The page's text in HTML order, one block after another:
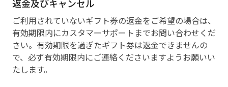
返金及びキャンセル
ご利用されていないギフト券の返金をご希望の場合は、
有効期限内にカスタマーサポートまでお問い合わせくだ
さい。有効期限を過ぎたギフト券は返金できませんの
で、必ず有効期限内にご連絡くださいますようお願いい
たします。